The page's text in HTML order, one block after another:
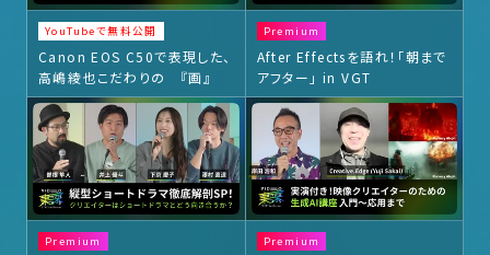
YouTubeで無料公開
Canon EOS C50で表現した、
高嶋綾也こだわりの 『画』
Premium
After Effectsを語れ！「朝まで
アフター」 in VGT
Premium Premium